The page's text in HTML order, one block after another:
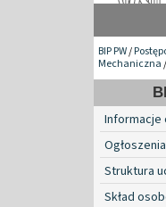
BIP PW/
Mechaniczna/
Informacje
Ogłoszenia
Struktura
Skład